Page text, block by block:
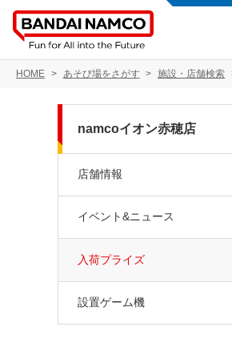
HOME あそび場をさがす 施設・店舗検索
namcoイオン赤穂店
店舗情報
イベント&ニュース
入荷プライズ
設置ゲーム機